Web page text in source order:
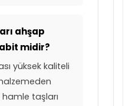
ahşap
midir?
yüksek kaliteli
taşları